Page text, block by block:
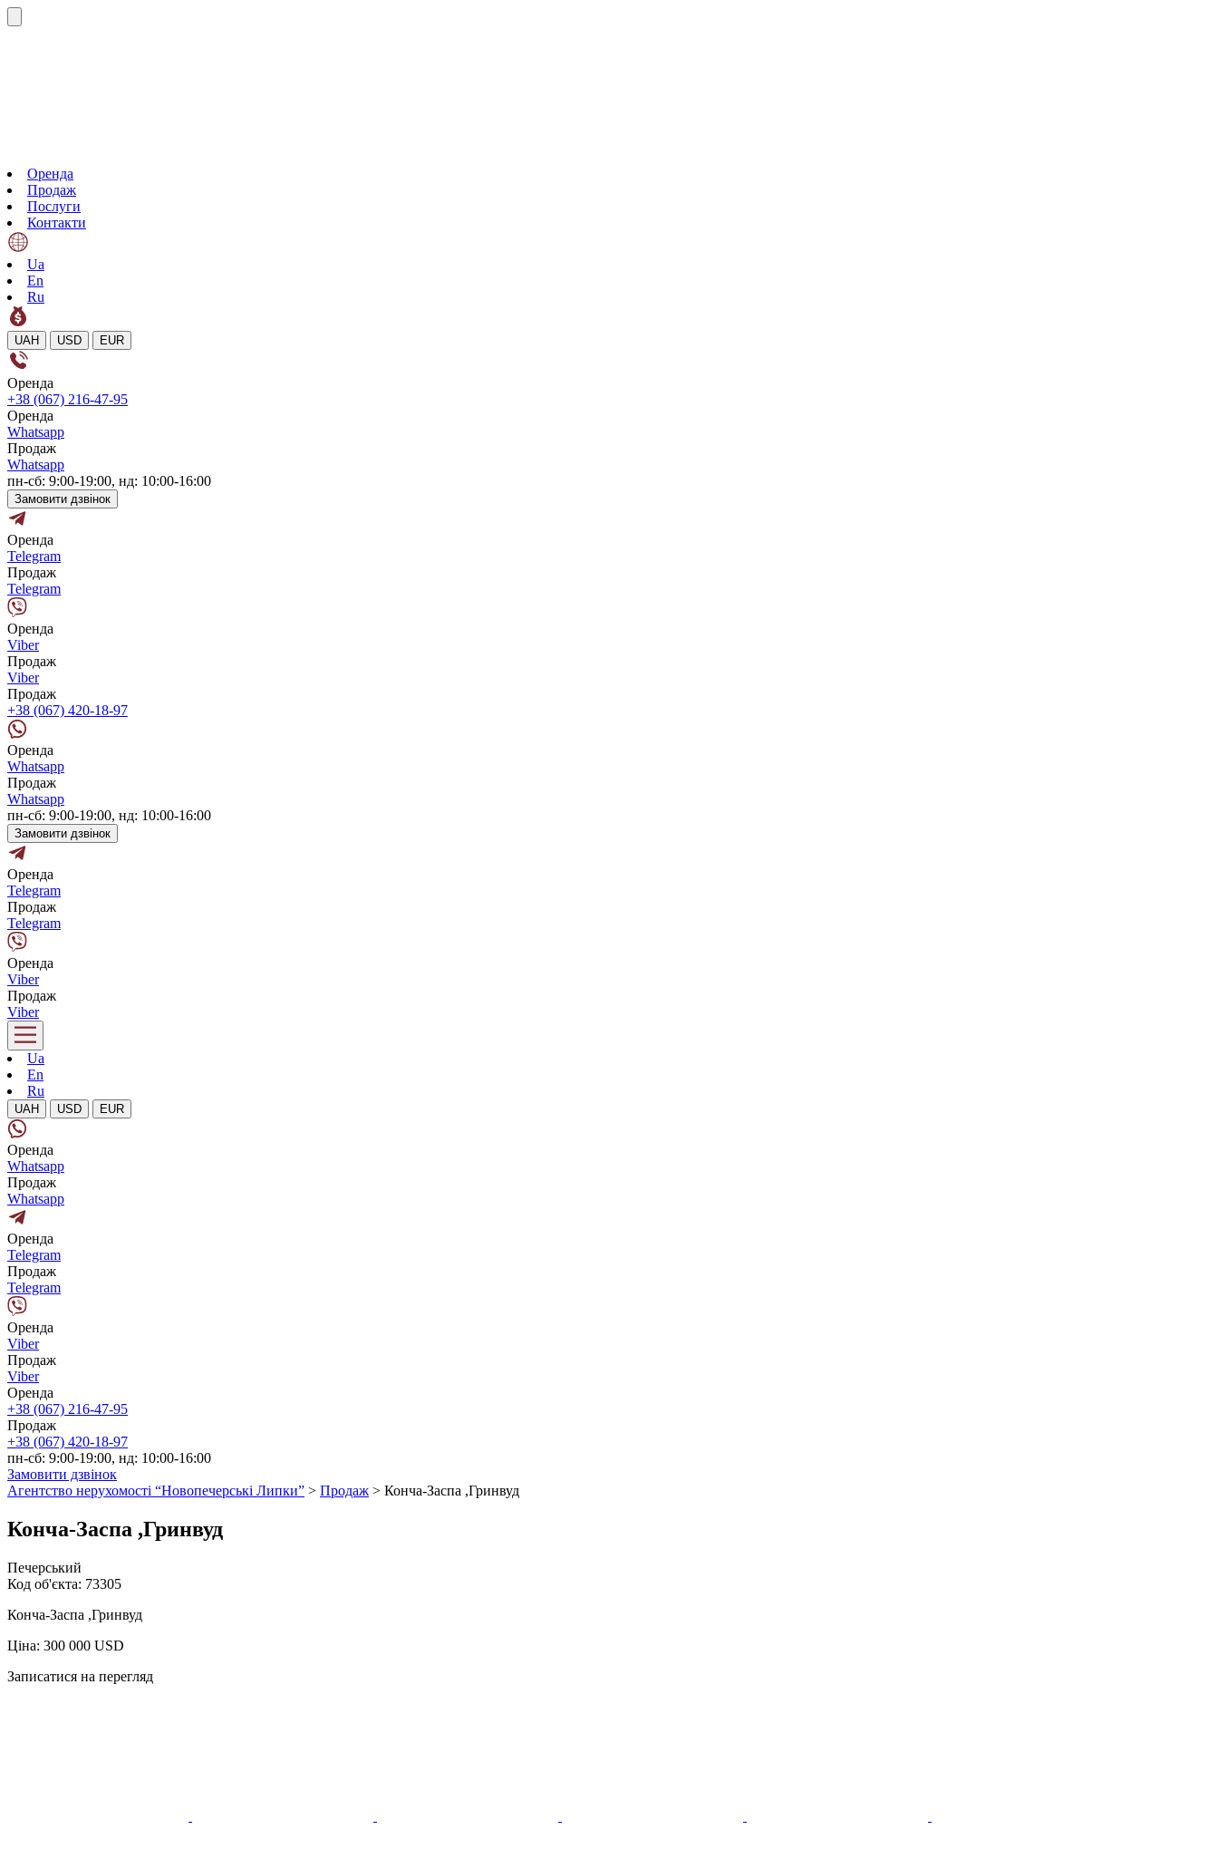
Оренда
Продаж
Послуги
Контакти
Ua
En
Ru
UAH USD EUR
Оренда
+38 (067) 216-47-95
Оренда
Whatsapp
Продаж
Whatsapp
пн-сб: 9:00-19:00, нд: 10:00-16:00
Замовити дзвінок
Оренда
Telegram
Продаж
Telegram
Оренда
Viber
Продаж
Viber
Продаж
+38 (067) 420-18-97
Оренда
Whatsapp
Продаж
Whatsapp
пн-сб: 9:00-19:00, нд: 10:00-16:00
Замовити дзвінок
Оренда
Telegram
Продаж
Telegram
Оренда
Viber
Продаж
Viber
Ua
En
Ru
UAH USD EUR
Оренда
Whatsapp
Продаж
Whatsapp
Оренда
Telegram
Продаж
Telegram
Оренда
Viber
Продаж
Viber
Оренда
+38 (067) 216-47-95
Продаж
+38 (067) 420-18-97
пн-сб: 9:00-19:00, нд: 10:00-16:00
Замовити дзвінок
Агентство нерухомості “Новопечерські Липки” > Продаж > Конча-Заспа ,Гринвуд
Конча-Заспа ,Гринвуд
Печерський
Код об'єкта: 73305
Конча-Заспа ,Гринвуд
Ціна: 300 000 USD
Записатися на перегляд